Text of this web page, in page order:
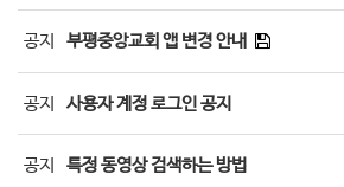
공지 부평중앙교회 앱 변경 안내
공지 사용자 계정 로그인 공지
공지 특정 동영상 검색하는 방법